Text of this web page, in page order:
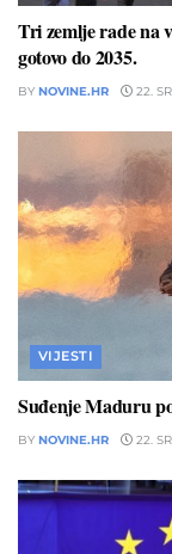
Tri zemlje rade na
gotovo do 2035.
BY NOVINE.HR 22.
VIJESTI
Suđenje Maduru
BY NOVINE.HR 22.